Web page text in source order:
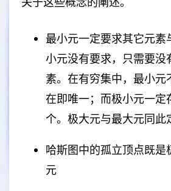
最小元一定要求其它元素
小元没有要求，只需要没
素。在有穷集中，最小元
在即唯一；而极小元一定
个。极大元与最大元同此
哈斯图中的孤立顶点既是
元